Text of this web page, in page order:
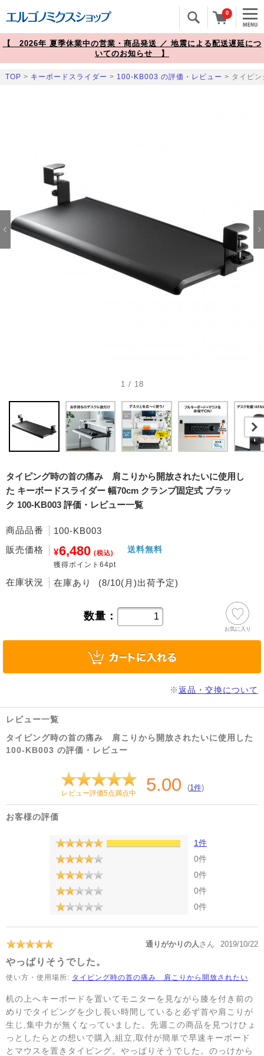
0
【 2026年 夏季休業中の営業・商品発送 ／ 地震による配送遅延につ
いてのお知らせ 】
TOP > キーボードスライダー > 100-KB003 の評価・レビュー > タイピ
1 / 18
タイピング時の首の痛み 肩こりから開放されたいに使用し
た キーボードスライダー 幅70cm クランプ固定式 ブラッ
ク 100-KB003 評価・レビュー一覧
商品品番
100-KB003
販売価格
¥6,480 (税込)
獲得ポイント64pt
送料無料
在庫状況 在庫あり (8/10(月)出荷予定)
数量：
お気に入り
※返品・交換について
レビュー一覧
タイピング時の首の痛み 肩こりから開放されたいに使用した
100-KB003 の評価・レビュー
レビュー評価5点満点中 5.00 (1件)
お客様の評価
1件
0件
0件
0件
0件
通りがかりの人 さん 2019/10/22
やっぱりそうでした。
使い方・使用場所: タイピング時の首の痛み 肩こりから開放されたい
机の上へキーボードを置いてモニターを見ながら膝を付き前の
めりでタイピングを少し長い時間していると必ず首や肩こりが
生じ,集中力が無くなっていました。先週この商品を見つけひょ
っとしたらとの想いで購入,組立,取付が簡単で早速キーボード
とマウスを置きタイピング。やっぱりそうでした。のっけから